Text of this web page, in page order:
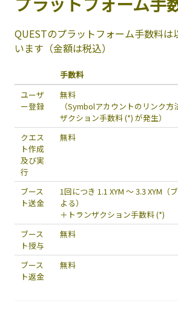
QUESTのプラットフォーム手数料は
います（金額は税込）
手数料
ユーザ
ー登録
無料
（Symbolアカウントのリンク
ザクション手数料 (*) が発生）
クエス
ト作成
及び実
行
無料
ブース
ト送金
1回につき 1.1 XYM ～ 3.3 XYM（
よる）
＋トランザクション手数料 (*)
ブース
ト授与
無料
ブース
ト返金
無料